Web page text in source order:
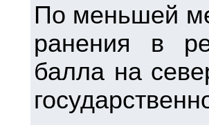
По меньшей
ранения в
балла на